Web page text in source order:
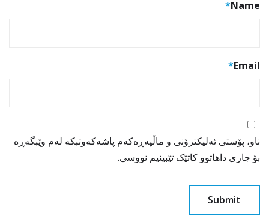
Name
*
Email
*
ناو، پۆستی ئەلیکترۆنی و ماڵپەڕەکەم پاشەکەوتبکە لەم وێبگەڕە
بۆ جاری داهاتوو کاتێک تێبینیم نووسی.